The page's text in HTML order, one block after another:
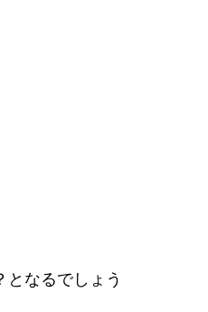
なるでしょう